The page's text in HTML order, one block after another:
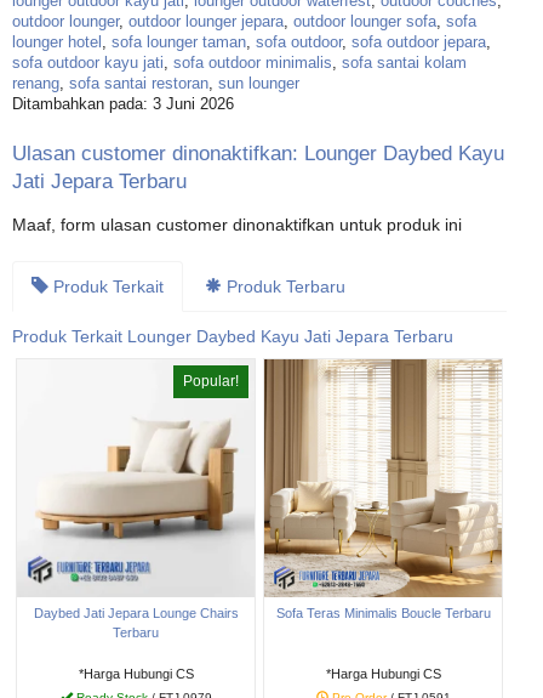
outdoor lounger, outdoor lounger jepara, outdoor lounger sofa, sofa
lounger hotel , sofa lounger taman, sofa outdoor, sofa outdoor jepara,
sofa outdoor kayu jati, sofa outdoor minimalis, sofa santai kolam
renang, sofa santai restoran, sun lounger
Ditambahkan pada: 3 Juni 2026
Ulasan customer dinonaktifkan: Lounger Daybed Kayu
Jati Jepara Terbaru
Maaf, form ulasan customer dinonaktifkan untuk produk ini
Produk Terkait Produk Terbaru
Produk Terkait Lounger Daybed Kayu Jati Jepara Terbaru
Popular!
Daybed Jati Jepara Lounge Chairs
Terbaru
*Harga Hubungi CS
Sofa Teras Minimalis Boucle Terbaru
*Harga Hubungi CS